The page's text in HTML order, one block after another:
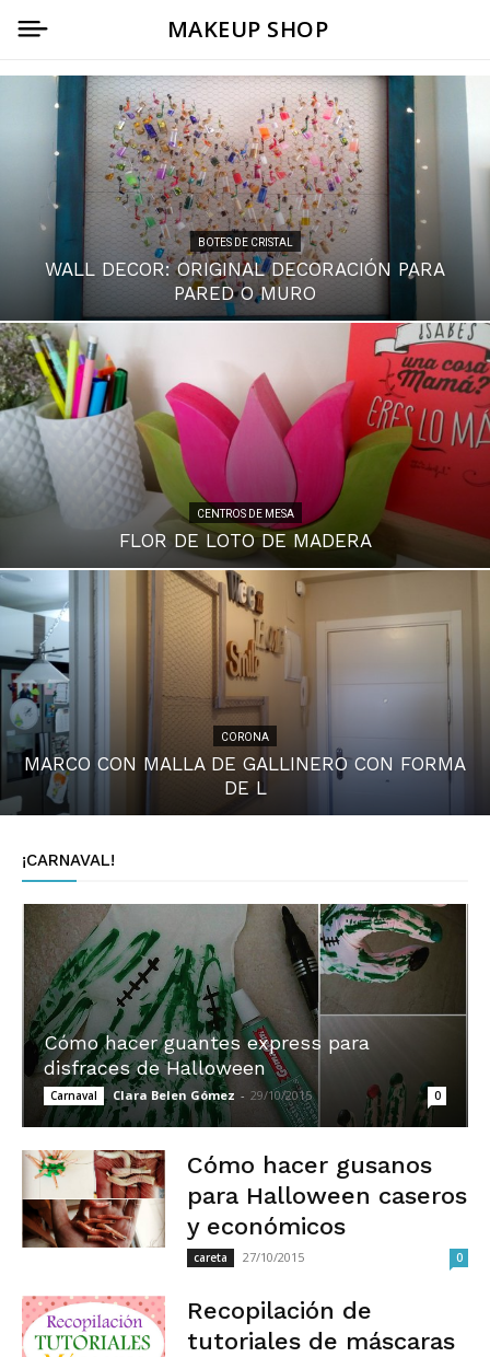
MAKEUP SHOP
BOTES DE CRISTAL
WALL DECOR: ORIGINAL DECORACIÓN PARA
PARED O MURO
CENTROS DE MESA
FLOR DE LOTO DE MADERA
CORONA
MARCO CON MALLA DE GALLINERO CON FORMA
DE L
¡CARNAVAL!
Cómo hacer guantes express para
disfraces de Halloween
Carnaval Clara Belen Gómez - 29/10/2015 0
Cómo hacer gusanos
para Halloween caseros
y económicos
careta 27/10/2015 0
Recopilación de
tutoriales de máscaras